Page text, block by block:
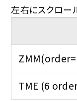
左右にスクロー
TME (6